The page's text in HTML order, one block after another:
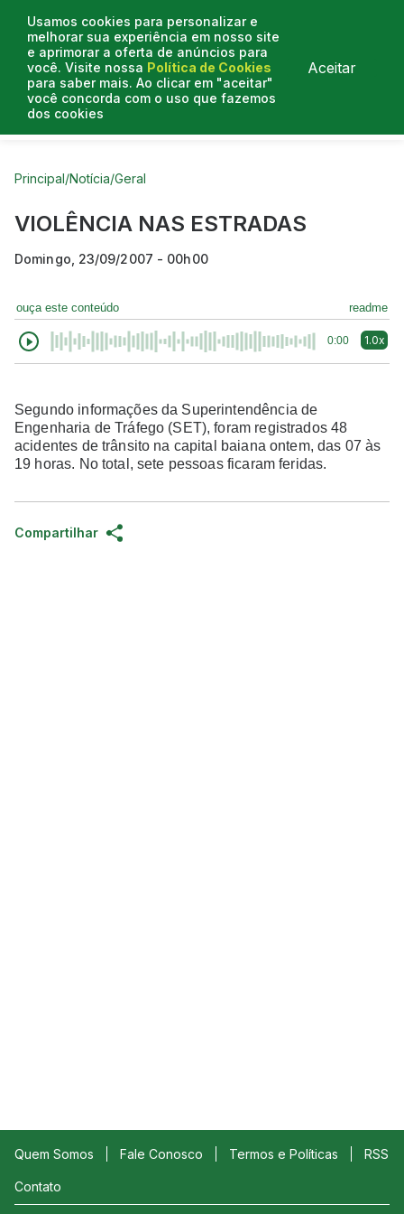
Usamos cookies para personalizar e
melhorar sua experiência em nosso site
e aprimorar a oferta de anúncios para
você. Visite nossa Política de Cookies
para saber mais. Ao clicar em "aceitar"
você concorda com o uso que fazemos
dos cookies
Aceitar
Curtas do Poder
Principal/Notícia/Geral
VIOLÊNCIA NAS ESTRADAS
Domingo, 23/09/2007 - 00h00
ouça este conteúdo readme
0:00 1.0x
Segundo informações da Superintendência de
Engenharia de Tráfego (SET), foram registrados 48
acidentes de trânsito na capital baiana ontem, das 07 às
19 horas. No total, sete pessoas ficaram feridas.
Compartilhar
Quem Somos Fale Conosco Termos e Políticas RSS
Contato